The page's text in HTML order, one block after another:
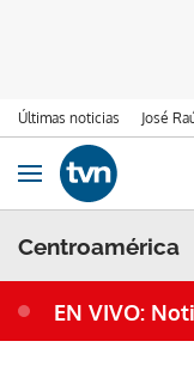
Últimas noticias José
Ir al contenido
Obrir navegació
Centroamérica
EN VIVO: